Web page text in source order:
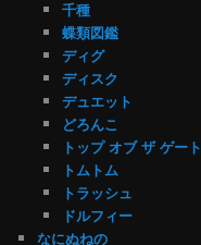
千種
蝶類図鑑
ディグ
ディスク
デュエット
どろんこ
トップ オブ ザ ゲート
トムトム
トラッシュ
ドルフィー
なにぬねの